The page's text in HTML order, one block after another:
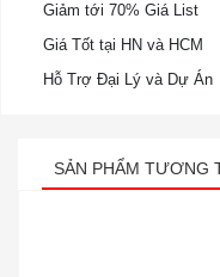
Giảm tới 70% Giá List
Giá Tốt tại HN và HCM
Hỗ Trợ Đại Lý và Dự Án
SẢN PHẨM TƯƠNG